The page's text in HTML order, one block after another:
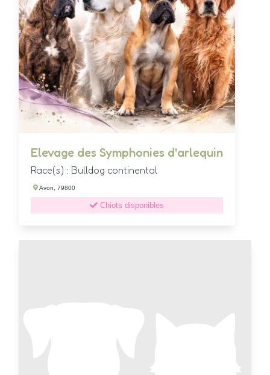
Elevage des Symphonies d'arlequin
Race(s) : Bulldog continental
Avon, 79800
Chiots disponibles